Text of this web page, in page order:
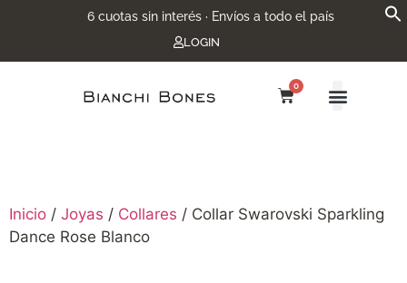
6 cuotas sin interés · Envíos a todo el país
LOGIN
0
Inicio / Joyas / Collares / Collar Swarovski Sparkling
Dance Rose Blanco